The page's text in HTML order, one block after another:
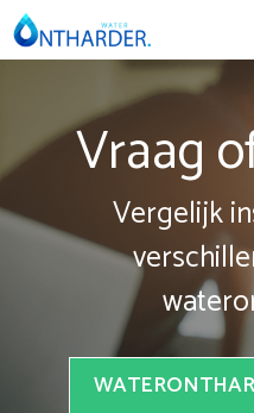
Spring
naar
Vraag
Vergelijk